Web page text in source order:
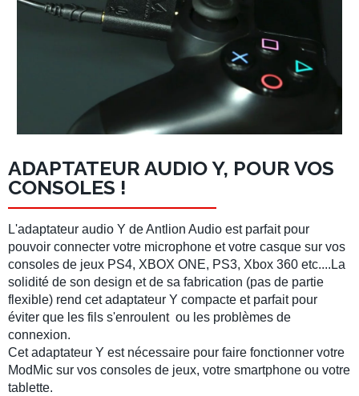
ADAPTATEUR AUDIO Y, POUR VOS
CONSOLES !
L'adaptateur audio Y de Antlion Audio est parfait pour
pouvoir connecter votre microphone et votre casque sur vos
consoles de jeux PS4, XBOX ONE, PS3, Xbox 360 etc....La
solidité de son design et de sa fabrication (pas de partie
flexible) rend cet adaptateur Y compacte et parfait pour
éviter que les fils s'enroulent ou les problèmes de
connexion.
Cet adaptateur Y est nécessaire pour faire fonctionner votre
ModMic sur vos consoles de jeux, votre smartphone ou votre
tablette.